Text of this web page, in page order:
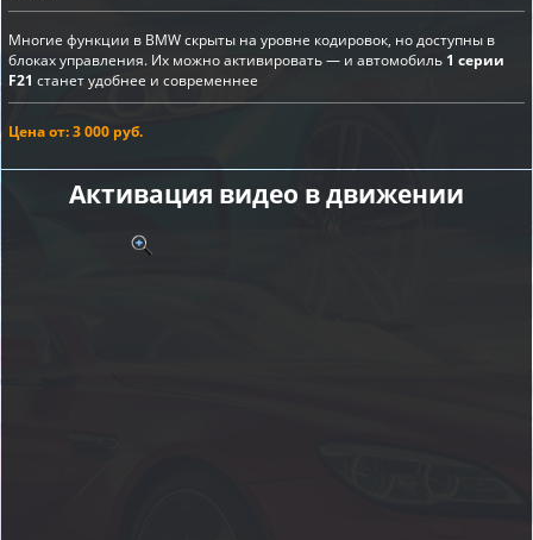
Многие функции в BMW скрыты на уровне кодировок, но доступны в
блоках управления. Их можно активировать — и автомобиль 1 серии
F21 станет удобнее и современнее
Цена от: 3 000 руб.
Активация видео в движении